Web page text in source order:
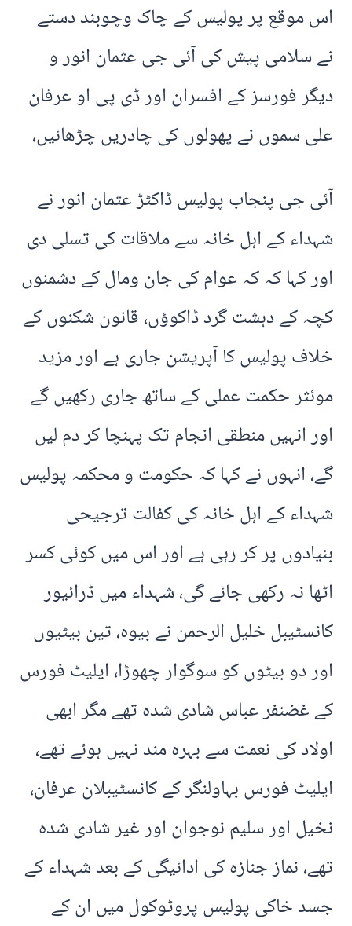
اس موقع پر پولیس کے چاک وچوبند دستے
نے سلامی پیش کی آئی جی عثمان انور و
دیگر فورسز کے افسران اور ڈی پی او عرفان
علی سموں نے پھولوں کی چادریں چڑھائیں،
آئی جی پنجاب پولیس ڈاکٹڑ عثمان انور نے
شہداء کے اہل خانہ سے ملاقات کی تسلی دی
اور کہا کہ کہ عوام کی جان ومال کے دشمنوں
کچہ کے دہشت گرد ڈاکوؤں، قانون شکنوں کے
خلاف پولیس کا آپریشن جاری ہے اور مزید
موئثر حکمت عملی کے ساتھ جاری رکھیں گے
اور انہیں منطقی انجام تک پہنچا کر دم لیں
گے، انہوں نے کہا کہ حکومت و محکمہ پولیس
شہداء کے اہل خانہ کی کفالت ترجیحی
بنیادوں پر کر رہی ہے اور اس میں کوئی کسر
اٹھا نہ رکھی جائے گی، شہداء میں ڈرائیور
کانسٹیبل خلیل الرحمن نے بیوہ، تین بیٹیوں
اور دو بیٹوں کو سوگوار چھوڑا، ایلیٹ فورس
کے غضنفر عباس شادی شدہ تھے مگر ابھی
اولاد کی نعمت سے بہرہ مند نہیں ہوئے تھے،
ایلیٹ فورس بہاولنگر کے کانسٹیبلان عرفان،
نخیل اور سلیم نوجوان اور غیر شادی شدہ
تھے، نماز جنازہ کی ادائیگی کے بعد شہداء کے
جسد خاکی پولیس پروٹوکول میں ان کے